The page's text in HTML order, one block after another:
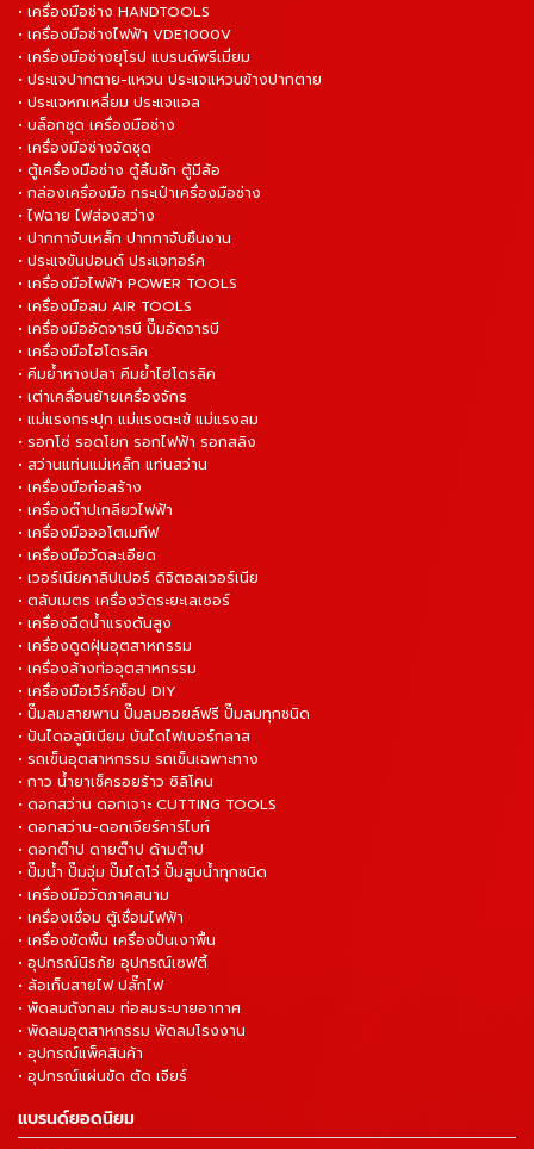
• เครื่องมือช่าง HANDTOOLS
• เครื่องมือช่างไฟฟ้า VDE1000V
• เครื่องมือช่างยุโรป แบรนด์พรีเมี่ยม
• ประแจปากตาย-แหวน ประแจแหวนข้างปากตาย
• ประแจหกเหลี่ยม ประแจแอล
• บล็อกชุด เครื่องมือช่าง
• เครื่องมือช่างจัดชุด
• ตู้เครื่องมือช่าง ตู้ลิ้นชัก ตู้มีล้อ
• กล่องเครื่องมือ กระเป๋าเครื่องมือช่าง
• ไฟฉาย ไฟส่องสว่าง
• ปากกาจับเหล็ก ปากกาจับชิ้นงาน
• ประแจขันปอนด์ ประแจทอร์ค
• เครื่องมือไฟฟ้า POWER TOOLS
• เครื่องมือลม AIR TOOLS
• เครื่องมืออัดจารบี ปั๊มอัดจารบี
• เครื่องมือไฮโดรลิค
• คีมย้ำหางปลา คีมย้ำไฮโดรลิค
• เต่าเคลื่อนย้ายเครื่องจักร
• แม่แรงกระปุก แม่แรงตะเข้ แม่แรงลม
• รอกโซ่ รอดโยก รอกไฟฟ้า รอกสลิง
• สว่านแท่นแม่เหล็ก แท่นสว่าน
• เครื่องมือก่อสร้าง
• เครื่องต๊าปเกลียวไฟฟ้า
• เครื่องมือออโตเมทีฟ
• เครื่องมือวัดละเอียด
• เวอร์เนียคาลิปเปอร์ ดิจิตอลเวอร์เนีย
• ตลับเมตร เครื่องวัดระยะเลเซอร์
• เครื่องฉีดน้ำแรงดันสูง
• เครื่องดูดฝุ่นอุตสาหกรรม
• เครื่องล้างท่ออุตสาหกรรม
• เครื่องมือเวิร์คช็อป DIY
• ปั๊มลมสายพาน ปั๊มลมออยล์ฟรี ปั๊มลมทุกชนิด
• ปันไดอลูมิเนียม บันไดไฟเบอร์กลาส
• รถเข็นอุตสาหกรรม รถเข็นเฉพาะทาง
• กาว น้ำยาเช็ครอยร้าว ซิลิโคน
• ดอกสว่าน ดอกเจาะ CUTTING TOOLS
• ดอกสว่าน-ดอกเจียร์คาร์ไบท์
• ดอกต๊าป ดายต๊าป ด้ามต๊าป
• ปั๊มน้ำ ปั๊มจุ่ม ปั๊มไดโว่ ปั๊มสูบน้ำทุกชนิด
• เครื่องมือวัดภาคสนาม
• เครื่องเชื่อม ตู้เชื่อมไฟฟ้า
• เครื่องขัดพื้น เครื่องปั่นเงาพื้น
• อุปกรณ์นิรภัย อุปกรณ์เซฟตี้
• ล้อเก็บสายไฟ ปลั๊กไฟ
• พัดลมถังกลม ท่อลมระบายอากาศ
• พัดลมอุตสาหกรรม พัดลมโรงงาน
• อุปกรณ์แพ็คสินค้า
• อุปกรณ์แผ่นขัด ตัด เจียร์
แบรนด์ยอดนิยม